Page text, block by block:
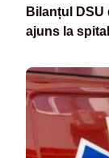
Bilanțul DSU
ajuns la